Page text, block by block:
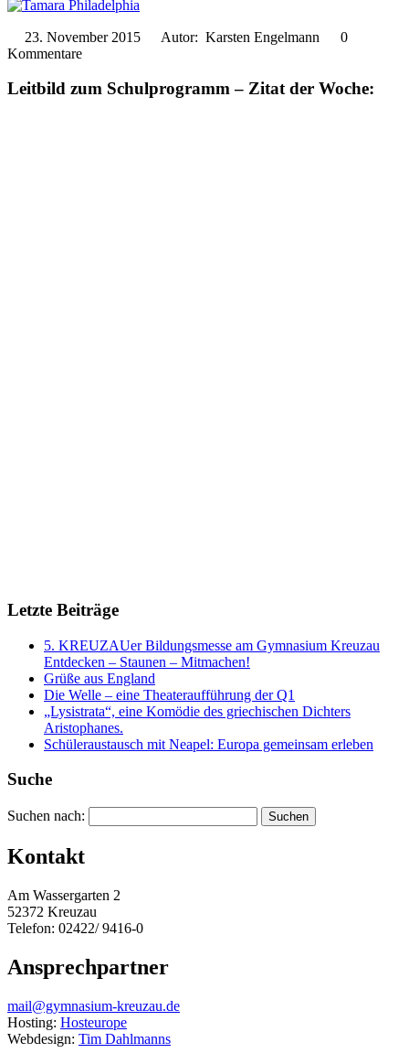
23. November 2015 Autor: Karsten Engelmann
0
Kommentare
Leitbild zum Schulprogramm – Zitat der Woche:
Letzte Beiträge
5. KREUZAUer Bildungsmesse am Gymnasium Kreuzau
Entdecken – Staunen – Mitmachen!
Grüße aus England
Die Welle – eine Theateraufführung der Q1
„Lysistrata“, eine Komödie des griechischen Dichters
Aristophanes.
Schüleraustausch mit Neapel: Europa gemeinsam erleben
Suche
Suchen nach:
Kontakt
Am Wassergarten 2
52372 Kreuzau
Telefon: 02422/ 9416-0
Ansprechpartner
mail@gymnasium-kreuzau.de
Hosting: Hosteurope
Webdesign: Tim Dahlmanns